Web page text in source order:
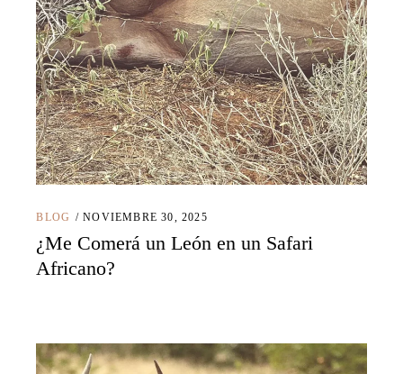
BLOG NOVIEMBRE 30, 2025
¿Me Comerá un León en un Safari
Africano?